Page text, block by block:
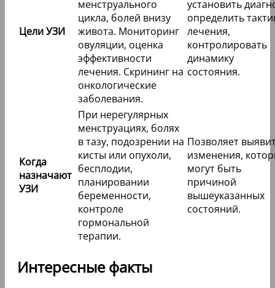
Цели УЗИ
менструального
цикла, болей внизу
живота. Мониторинг
овуляции, оценка
эффективности
лечения. Скрининг на
онкологические
заболевания.
установить
определить
лечения,
контролировать
динамику
состояния.
Когда
назначают
УЗИ
При нерегулярных
менструациях, болях
в тазу, подозрении на
кисты или опухоли,
бесплодии,
планировании
беременности,
контроле
гормональной
терапии.
Позволяет
изменения,
могут быть
причиной
вышеуказанных
состояний.
Интересные факты